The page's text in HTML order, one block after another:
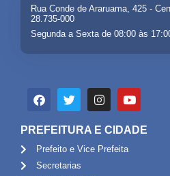
Rua Conde de Araruama, 425 -
28.735-000
Segunda a Sexta de 08:00 às
PREFEITURA E CIDADE
Prefeito e Vice Prefeita
Secretarias